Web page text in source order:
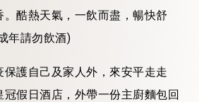
酷熱天氣，一飲而盡，暢快舒
年請勿飲酒)
護自己及家人外，來安平走走
冠假日酒店，外帶一份主廚麵包回